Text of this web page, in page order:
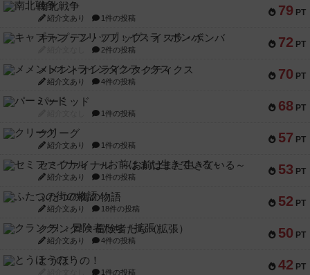
79 PT
南北戦争
紹介文あり 1件の投稿
72 PT
キャプテン・フリップ：イスラ・ボンバ
2件の投稿
70 PT
メメントオンラインタクティクス
紹介文あり 4件の投稿
68 PT
パーミッド
1件の投稿
57 PT
クリーグ
紹介文あり 1件の投稿
53 PT
セミファイナル ～お前はまだ生きている～
紹介文あり 1件の投稿
52 PT
ふたつの街の物語
紹介文あり 18件の投稿
50 PT
クランク! ：冒険者たち（拡張）
紹介文あり 4件の投稿
42 PT
とうほうの！
1件の投稿